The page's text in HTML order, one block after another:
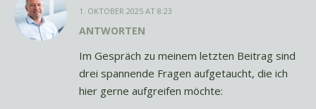
1. OKTOBER 2025 AT 8:23
ANTWORTEN
Im Gespräch zu meinem letzten Beitrag sind
drei spannende Fragen aufgetaucht, die ich
hier gerne aufgreifen möchte: